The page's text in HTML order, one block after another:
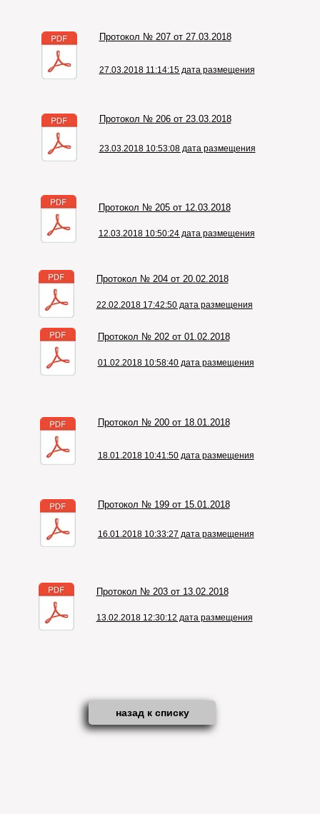
Протокол № 207 от 27.03.2018
27.03.2018 11:14:15 дата размещения
Протокол № 206 от 23.03.2018
23.03.2018 10:53:08 дата размещения
Протокол № 205 от 12.03.2018
12.03.2018 10:50:24 дата размещения
Протокол № 204 от 20.02.2018
22.02.2018 17:42:50 дата размещения
Протокол № 203 от 13.02.2018
13.02.2018 12:30:12 дата размещения
Протокол № 202 от 01.02.2018
01.02.2018 10:58:40 дата размещения
Протокол № 200 от 18.01.2018
18.01.2018 10:41:50 дата размещения
Протокол № 199 от 15.01.2018
16.01.2018 10:33:27 дата размещения
назад к списку